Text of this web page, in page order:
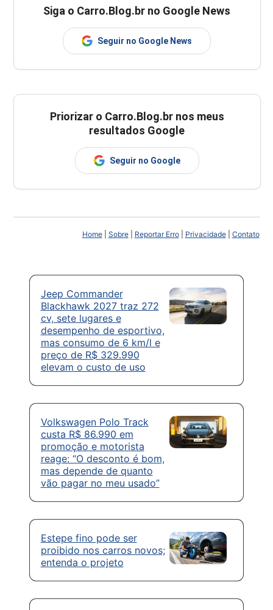
Siga o Carro.Blog.br no Google News
Seguir no Google News
Priorizar o Carro.Blog.br nos meus
resultados Google
Seguir no Google
Home| Sobre| Reportar Erro| Privacidade| Contato
Jeep Commander
Blackhawk 2027 traz 272
cv, sete lugares e
desempenho de esportivo,
mas consumo de 6 km/l e
preço de R$ 329.990
elevam o custo de uso
Volkswagen Polo Track
custa R$ 86.990 em
promoção e motorista
reage: “O desconto é bom,
mas depende de quanto
vão pagar no meu usado”
Estepe fino pode ser
proibido nos carros novos;
entenda o projeto